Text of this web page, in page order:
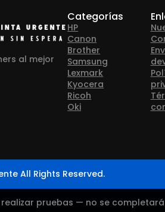
al mejor
Categorías
HP
Canon
Brother
Samsung
Lexmark
Kyocera
Ricoh
Oki
All Rights Reserved.
pruebas — no se